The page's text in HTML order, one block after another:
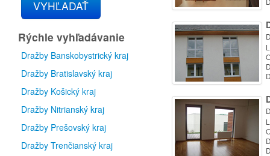
VYHĽADAŤ
Rýchle vyhľadávanie
Dražby Banskobystrický kraj
Dražby Bratislavský kraj
Dražby Košický kraj
Dražby Nitrianský kraj
Dražby Prešovský kraj
Dražby Trenčianský kraj